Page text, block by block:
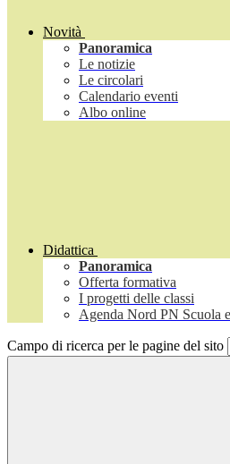
Novità
Panoramica
Le notizie
Le circolari
Calendario eventi
Albo online
Didattica
Panoramica
Offerta formativa
I progetti delle classi
Agenda Nord PN Scuola
Campo di ricerca per le pagine del sito